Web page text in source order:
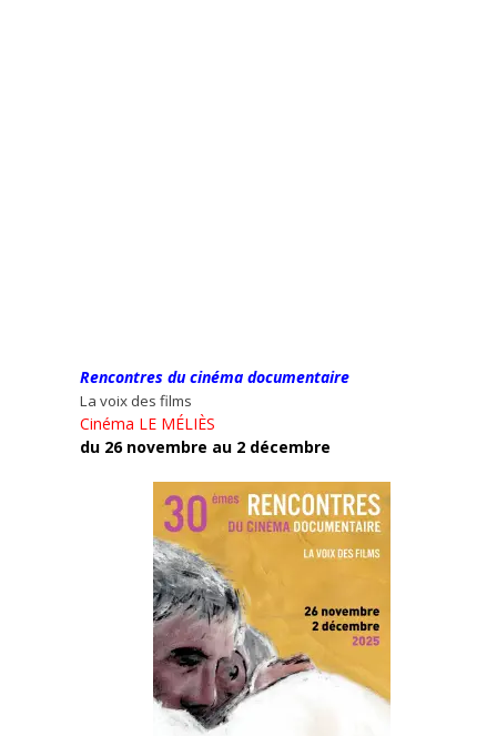
Rencontres du cinéma documentaire
La voix des films
Cinéma LE MÉLIÈS
du 26 novembre au 2 décembre